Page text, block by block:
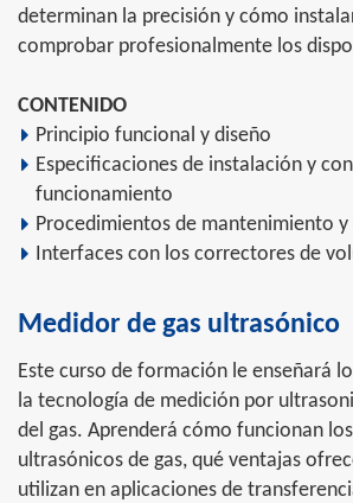
determinan la precisión y cómo
comprobar profesionalmente los
CONTENIDO
Principio funcional y diseño
Especificaciones de instalación y
funcionamiento
Procedimientos de mantenimiento y
Interfaces con los correctores de
Medidor de gas ultrasónico
Este curso de formación le enseñará
la tecnología de medición por
del gas. Aprenderá cómo funcionan
ultrasónicos de gas, qué ventajas
utilizan en aplicaciones de